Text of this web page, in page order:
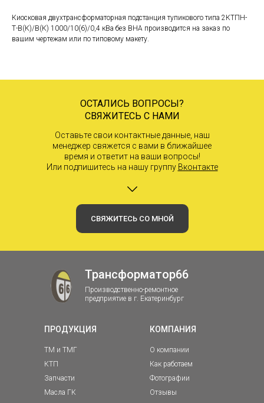
Киосковая двухтрансформаторная подстанция тупикового типа 2КТПН-
Т-В(К)/В(К) 1000/10(6)/0,4 кВа без ВНА производится на заказ по
вашим чертежам или по типовому макету.
ОСТАЛИСЬ ВОПРОСЫ?
СВЯЖИТЕСЬ С НАМИ
Оставьте свои контактные данные, наш
менеджер свяжется с вами в ближайшее
время и ответит на ваши вопросы!
Или подпишитесь на нашу группу Вконтакте
СВЯЖИТЕСЬ СО МНОЙ
Трансформатор66
Производственно-ремонтное
предприятие в г. Екатеринбург
ПРОДУКЦИЯ КОМПАНИЯ
О компании
Как работаем
Фотографии
Отзывы
ТМ и ТМГ
КТП
Запчасти
Масла ГК